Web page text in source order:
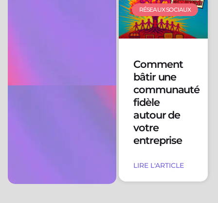
RÉSEAUX SOCIAUX
Comment
bâtir une
communauté
fidèle
autour de
votre
entreprise
LIRE L'ARTICLE